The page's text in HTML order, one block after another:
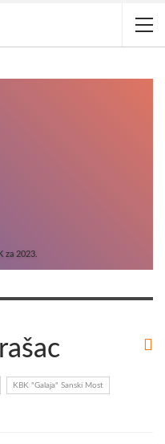
za 2023.
KBK "Galaja" Sanski Most